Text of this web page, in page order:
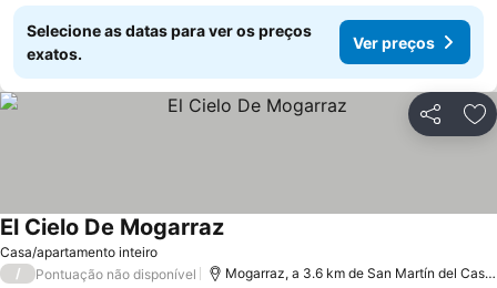
Selecione as datas para ver os preços
exatos.
Ver preços
Partilhar
Casa/apartamento inteiro
El Cielo De MogarrazVer preços
/ Pontuação não disponível Mogarraz, a 3.6 km de San Martín del